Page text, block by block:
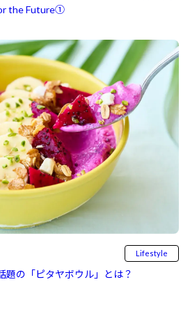
the Future①
Lifestyle
題の「ピタヤボウル」とは？